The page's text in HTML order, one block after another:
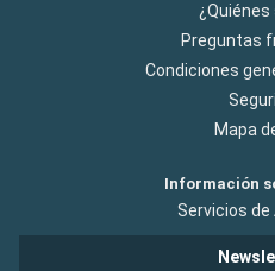
Preguntas
Condiciones
Mapa
Información
Servicios